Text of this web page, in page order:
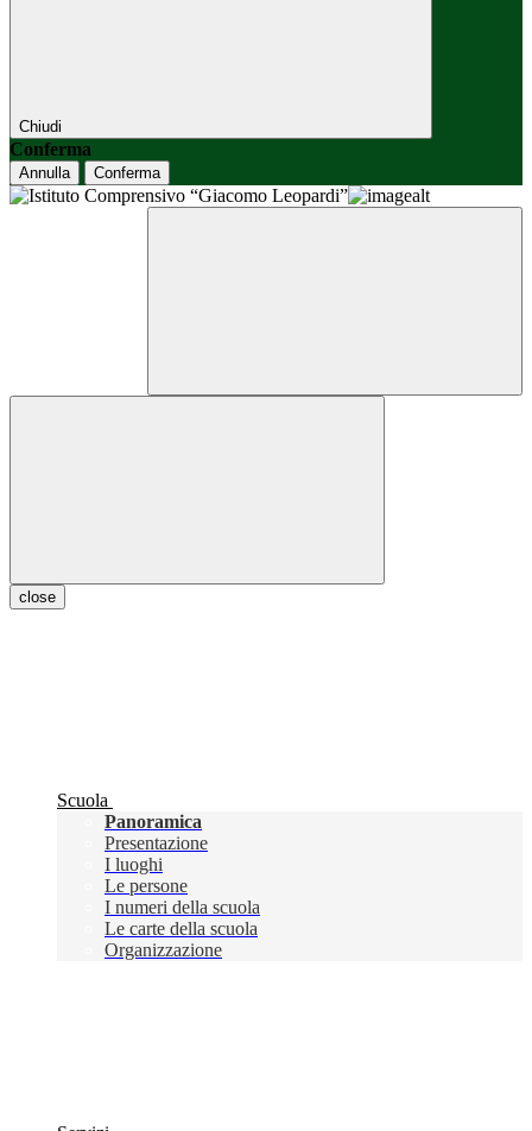
Chiudi
Conferma
Annulla Conferma
close
Scuola
Panoramica
Presentazione
I luoghi
Le persone
I numeri della scuola
Le carte della scuola
Organizzazione